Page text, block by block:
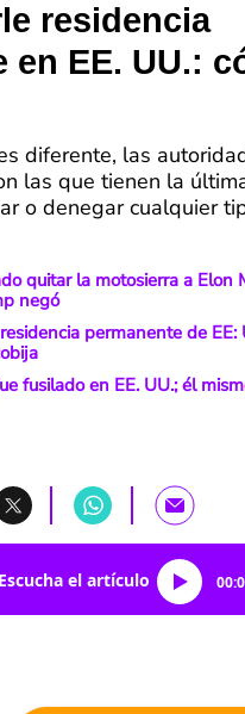
residencia
en EE. UU.:
diferente, las
las que tienen la
o denegar cualquier
quitar la motosierra a Elon
negó
permanente de EE:
fusilado en EE. UU.; él
Escucha el artículo